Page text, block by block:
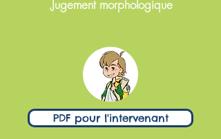
.Jugement morphologique
PDF pour l'intervenant